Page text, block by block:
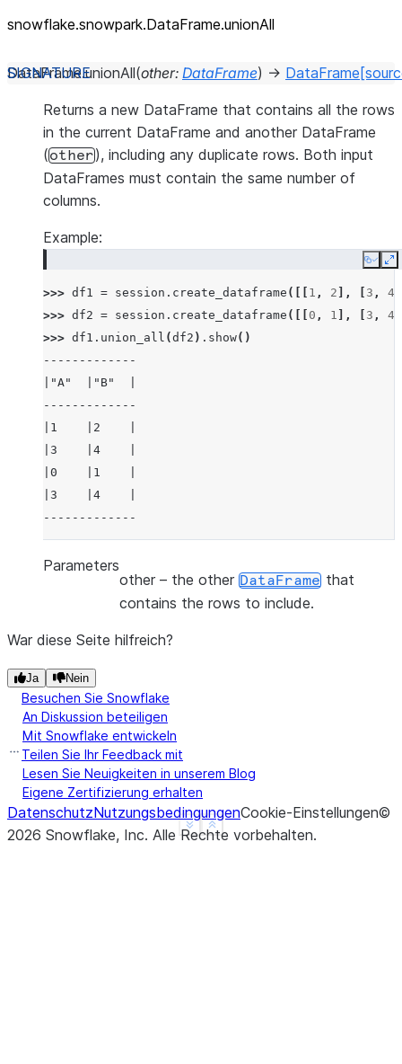
snowflake.snowpark.DataFrame.unionAll
DataFrame.unionAll(other: DataFrame) → DataFrame
Returns a new DataFrame that contains all the rows
in the current DataFrame and another DataFrame
(other), including any duplicate rows. Both input
DataFrames must contain the same number of
columns.
Example:
Copy
>>> df1 = session . create_dataframe ([[ 1 , 2 ], 3 , 4
>>> df2 = session . create_dataframe ([[ 0 , 1 ], 3 , 4
>>> df1 . union_all (df2 ) . show()
-------------
|"A"  |"B"  |
-------------
|1    |2    |
|3    |4    |
|0    |1    |
|3    |4    |
-------------
Show less
See more
Parameters
other – the other DataFrame that
contains the rows to include.
War diese Seite hilfreich?
Ja Nein
Besuchen Sie Snowflake
An Diskussion beteiligen
Mit Snowflake entwickeln
Teilen Sie Ihr Feedback mit
Lesen Sie Neuigkeiten in unserem Blog
Eigene Zertifizierung erhalten
DatenschutzNutzungsbedingungenCookie-Einstellungen©
2026 Snowflake, Inc. Alle Rechte vorbehalten.